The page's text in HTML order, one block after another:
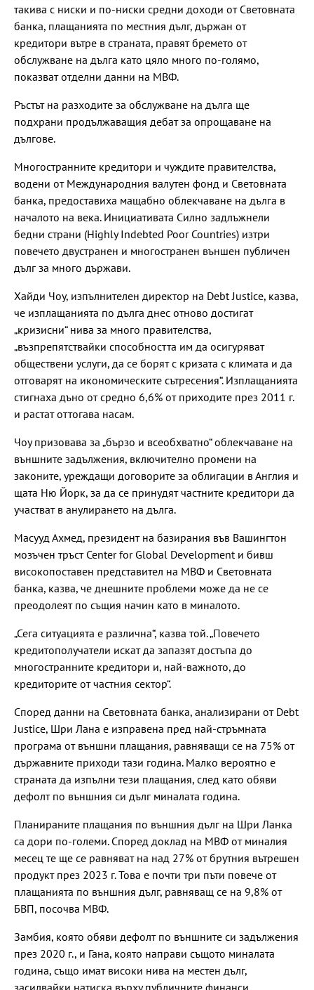
такива с ниски и по-ниски средни доходи от Световната
банка, плащанията по местния дълг, държан от
кредитори вътре в страната, правят бремето от
обслужване на дълга като цяло много по-голямо,
показват отделни данни на МВФ.
Ръстът на разходите за обслужване на дълга ще
подхрани продължаващия дебат за опрощаване на
дългове.
Многостранните кредитори и чуждите правителства,
водени от Международния валутен фонд и Световната
банка, предоставиха мащабно облекчаване на дълга в
началото на века. Инициативата Силно задлъжнели
бедни страни (Highly Indebted Poor Countries) изтри
повечето двустранен и многостранен външен публичен
дълг за много държави.
Хайди Чоу, изпълнителен директор на Debt Justice, казва,
че изплащанията по дълга днес отново достигат
„кризисни“ нива за много правителства,
„възпрепятствайки способността им да осигуряват
обществени услуги, да се борят с кризата с климата и да
отговарят на икономическите сътресения“. Изплащанията
стигнаха дъно от средно 6,6% от приходите през 2011 г.
и растат оттогава насам.
Чоу призовава за „бързо и всеобхватно“ облекчаване на
външните задължения, включително промени на
законите, уреждащи договорите за облигации в Англия и
щата Ню Йорк, за да се принудят частните кредитори да
участват в анулирането на дълга.
Масууд Ахмед, президент на базирания във Вашингтон
мозъчен тръст Center for Global Development и бивш
високопоставен представител на МВФ и Световната
банка, казва, че днешните проблеми може да не се
преодолеят по същия начин като в миналото.
„Сега ситуацията е различна“, казва той. „Повечето
кредитополучатели искат да запазят достъпа до
многостранните кредитори и, най-важното, до
кредиторите от частния сектор“.
Според данни на Световната банка, анализирани от Debt
Justice, Шри Лана е изправена пред най-стръмната
програма от външни плащания, равняващи се на 75% от
държавните приходи тази година. Малко вероятно е
страната да изпълни тези плащания, след като обяви
дефолт по външния си дълг миналата година.
Планираните плащания по външния дълг на Шри Ланка
са дори по-големи. Според доклад на МВФ от миналия
месец те ще се равняват на над 27% от брутния вътрешен
продукт през 2023 г. Това е почти три пъти повече от
плащанията по външния дълг, равняващ се на 9,8% от
БВП, посочва МВФ.
Замбия, която обяви дефолт по външните си задължения
през 2020 г., и Гана, която направи същото миналата
година, също имат високи нива на местен дълг,
засилвайки натиска върху публичните финанси.